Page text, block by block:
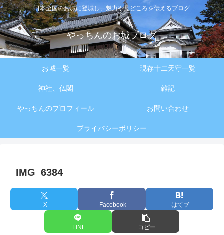
日本全国のお城に登城し、魅力や見どころを伝えるブログ
やっちんのお城ブログ
お城一覧 現存十二天守一覧
神社、仏閣 雑記
やっちんのプロフィール お問い合わせ
プライバシーポリシー
IMG_6384
X Facebook はてブ
LINE コピー